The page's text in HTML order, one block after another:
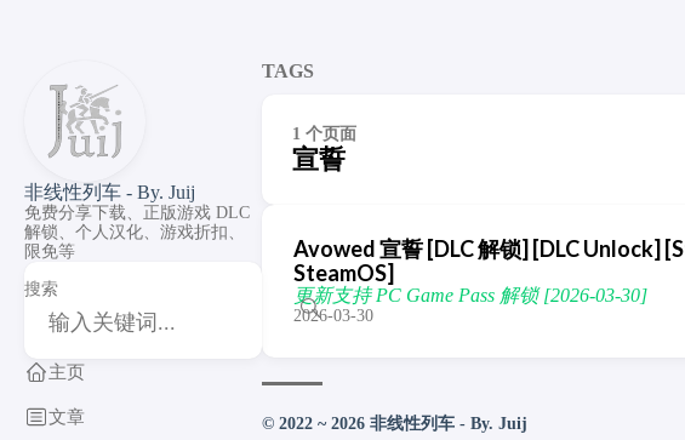
非线性列车 - By. Juij
免费分享下载、正版游戏 DLC
解锁、个人汉化、游戏折扣、
限免等
搜索
主页
文章
TAGS
1 个页面
宣誓
Avowed 宣誓 [DLC 解锁] [DLC Unlock]
SteamOS]
更新支持 PC Game Pass 解锁 [2026-03-30]
2026-03-30
© 2022 ~ 2026 非线性列车 - By. Juij